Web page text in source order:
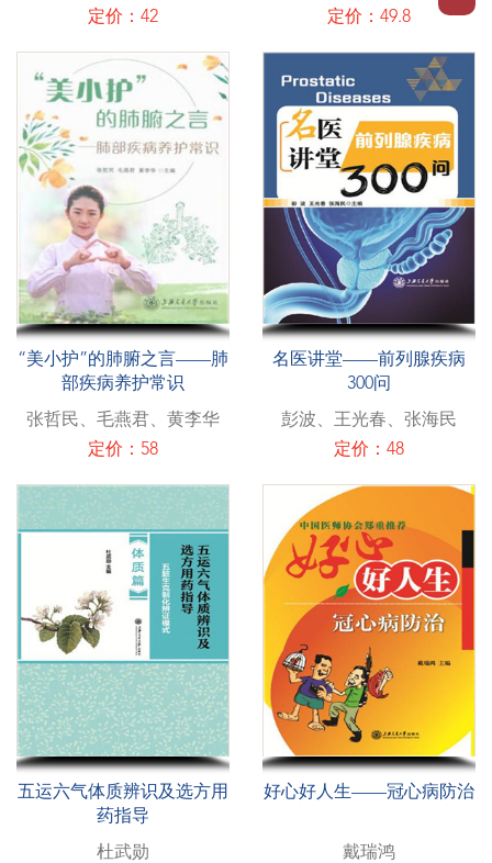
定价：42 定价：49.8
“美小护”的肺腑之言——肺
部疾病养护常识
张哲民、毛燕君、黄李华
定价：58
名医讲堂——前列腺疾病
300问
彭波、王光春、张海民
定价：48
五运六气体质辨识及选方用
药指导
杜武勋
好心好人生——冠心病防治
戴瑞鸿